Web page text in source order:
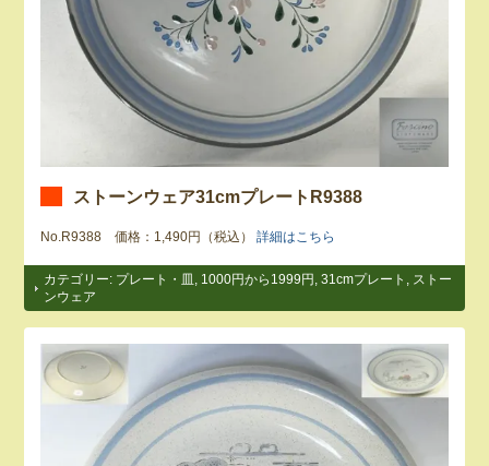
ストーンウェア31cmプレートR9388
No.R9388 価格：1,490円（税込）詳細はこちら
カテゴリー: プレート・皿 1000円から1999円 ,31cmプレート
ストー
ンウェア